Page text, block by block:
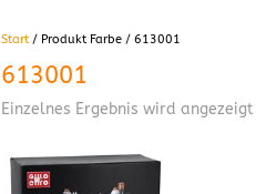
Start/ Produkt Farbe / 613001
613001
Einzelnes Ergebnis wird angezeigt